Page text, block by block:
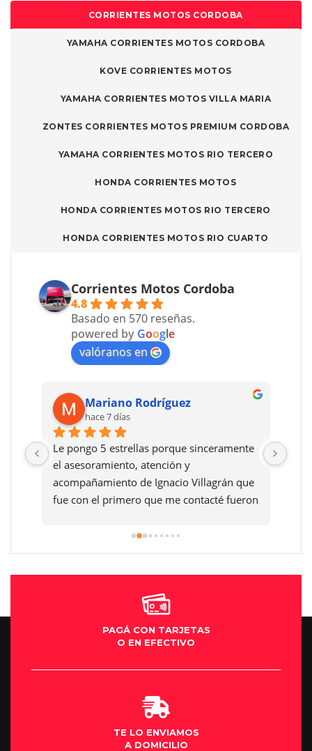
CORRIENTES MOTOS CORDOBA
YAMAHA CORRIENTES MOTOS CORDOBA
KOVE CORRIENTES MOTOS
YAMAHA CORRIENTES MOTOS VILLA MARIA
ZONTES CORRIENTES MOTOS PREMIUM CORDOBA
YAMAHA CORRIENTES MOTOS RIO TERCERO
HONDA CORRIENTES MOTOS
HONDA CORRIENTES MOTOS RIO TERCERO
HONDA CORRIENTES MOTOS RIO CUARTO
Corrientes Motos Cordoba
4.8
Basado en 570 reseñas.
powered by Google
valóranos en
Mariano Rodríguez
hace 7 días
Le pongo 5 estrellas porque sinceramente
el asesoramiento, atención y
acompañamiento de Ignacio Villagrán que
fue con el primero que me contacté fueron
sucursal de villa María muy buena y la
Moto una máquina mi sueño así que el
PAGÁ CON TARJETAS
O EN EFECTIVO
TE LO ENVIAMOS
A DOMICILIO